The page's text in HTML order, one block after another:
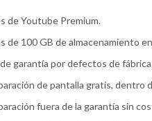
de Youtube Premium.
de 100 GB de almacenamiento
garantía por defectos de
de pantalla gratis, dentro
fuera de la garantía sin